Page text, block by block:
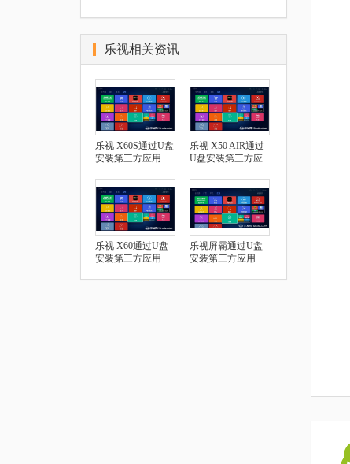
乐视相关资讯
乐视 X60S通过U盘
安装第三方应用
乐视 X50 AIR通过
U盘安装第三方应
乐视 X60通过U盘
安装第三方应用
乐视屏霸通过U盘
安装第三方应用